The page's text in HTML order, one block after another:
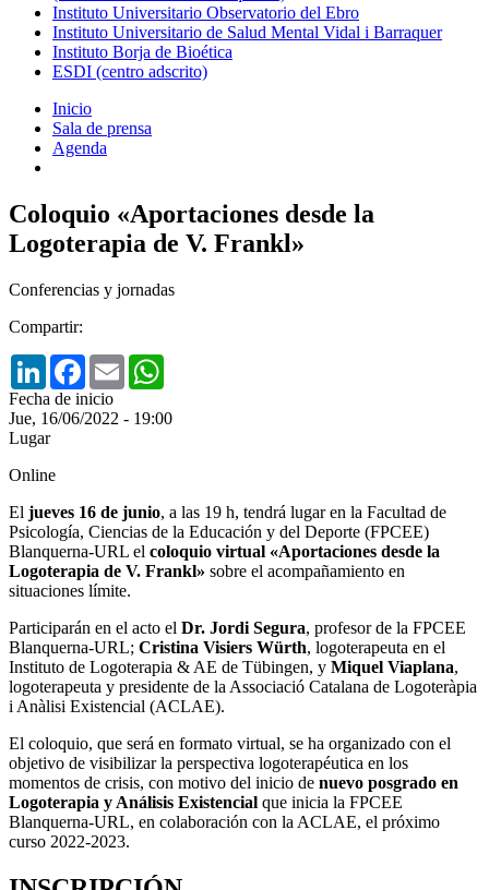
Instituto Universitario Observatorio del Ebro
Instituto Universitario de Salud Mental Vidal i Barraquer
Instituto Borja de Bioética
ESDI (centro adscrito)
Inicio
Sala de prensa
Agenda
Coloquio «Aportaciones desde la
Logoterapia de V. Frankl»
Conferencias y jornadas
Compartir:
LinkedInFacebook
Email
Fecha de inicio
Jue, 16/06/2022 - 19:00
Lugar
Online
El jueves 16 de junio, a las 19 h, tendrá lugar en la Facultad de
Psicología, Ciencias de la Educación y del Deporte (FPCEE)
Blanquerna-URL el coloquio virtual «Aportaciones desde la
Logoterapia de V. Frankl» sobre el acompañamiento en
situaciones límite.
Participarán en el acto el Dr. Jordi Segura, profesor de la FPCEE
Blanquerna-URL; Cristina Visiers Würth, logoterapeuta en el
Instituto de Logoterapia & AE de Tübingen, y Miquel Viaplana,
logoterapeuta y presidente de la Associació Catalana de Logoteràpia
i Anàlisi Existencial (ACLAE).
El coloquio, que será en formato virtual, se ha organizado con el
objetivo de visibilizar la perspectiva logoterapéutica en los
momentos de crisis, con motivo del inicio de nuevo posgrado en
Logoterapia y Análisis Existencial que inicia la FPCEE
Blanquerna-URL, en colaboración con la ACLAE, el próximo
curso 2022-2023.